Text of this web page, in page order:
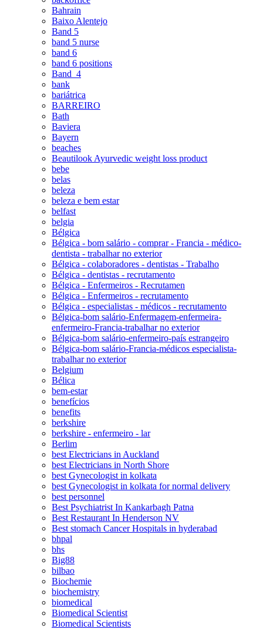
Bahrain
Baixo Alentejo
Band 5
band 5 nurse
band 6
band 6 positions
Band_4
bank
bariátrica
BARREIRO
Bath
Baviera
Bayern
beaches
Beautilook Ayurvedic weight loss product
bebe
belas
beleza
beleza e bem estar
belfast
belgia
Bélgica
Bélgica - bom salário - comprar - Francia - médico-
dentista - trabalhar no exterior
Bélgica - colaboradores - dentistas - Trabalho
Bélgica - dentistas - recrutamento
Bélgica - Enfermeiros - Recrutamen
Bélgica - Enfermeiros - recrutamento
Bélgica - especialistas - médicos - recrutamento
Bélgica-bom salário-Enfermagem-enfermeira-
enfermeiro-Francia-trabalhar no exterior
Bélgica-bom salário-enfermeiro-país estrangeiro
Bélgica-bom salário-Francia-médicos especialista-
trabalhar no exterior
Belgium
Bélica
bem-estar
benefícios
benefits
berkshire
berkshire - enfermeiro - lar
Berlim
best Electricians in Auckland
best Electricians in North Shore
best Gynecologist in kolkata
best Gynecologist in kolkata for normal delivery
best personnel
Best Psychiatrist In Kankarbagh Patna
Best Restaurant In Henderson NV
Best stomach Cancer Hospitals in hyderabad
bhpal
bhs
Big88
bilbao
Biochemie
biochemistry
biomedical
Biomedical Scientist
Biomedical Scientists